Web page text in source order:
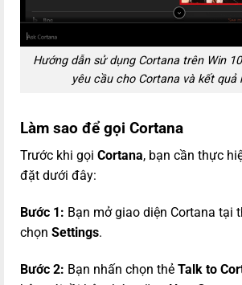
Hướng dẫn sử dụng Cortana trên Win
yêu cầu cho Cortana và kết quả
Làm sao để gọi Cortana
Trước khi gọi Cortana, bạn cần thực
đặt dưới đây:
Bước 1: Bạn mở giao diện Cortana tại
chọn Settings.
Bước 2: Bạn nhấn chọn thẻ Talk to